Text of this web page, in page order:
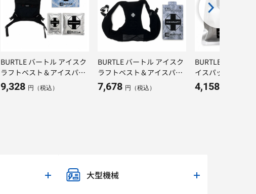
BURTLE バートル アイスク
ラフトベスト＆アイスパッ
クセット AC103S
9,328 円（税込）
BURTLE バートル アイスク
ラフトベスト＆アイスパッ
クセット AC102S
7,678 円（税込）
BURTLE バートル
イスパック 1Kg
4,158
大型機械